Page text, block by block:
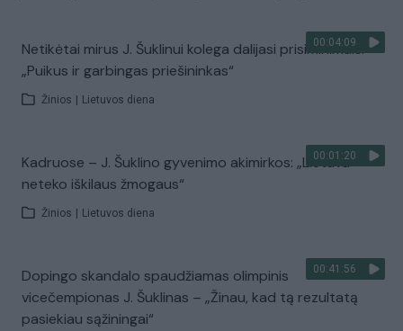
00:04:09
Netikėtai mirus J. Šuklinui kolega dalijasi prisiminimais:
„Puikus ir garbingas priešininkas“
Žinios Lietuvos diena
00:01:20
Kadruose – J. Šuklino gyvenimo akimirkos: „Lietuva
neteko iškilaus žmogaus“
Žinios Lietuvos diena
00:41:56
Dopingo skandalo spaudžiamas olimpinis
vicečempionas J. Šuklinas – „Žinau, kad tą rezultatą
pasiekiau sąžiningai“